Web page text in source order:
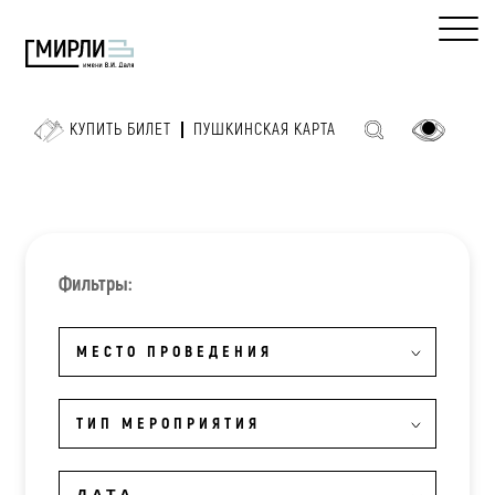
КУПИТЬ БИЛЕТ ПУШКИНСКАЯ КАРТА
Фильтры:
МЕСТО ПРОВЕДЕНИЯ
ТИП МЕРОПРИЯТИЯ